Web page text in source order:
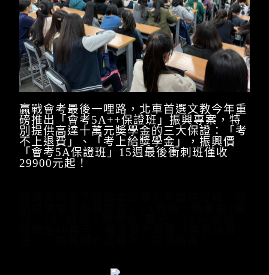
贏戰會考最後一哩路，北車首選文教今年重
磅推出「會考5A++保證班」振興專案，特
別提供高達十萭元奬學金的三大保證：「考
不上退費」、「考上給獎學金」，振興價
「會考5A保證班」15週最後衝刺班僅收
29900元起！